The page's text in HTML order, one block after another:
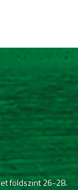
földszint 26-28.